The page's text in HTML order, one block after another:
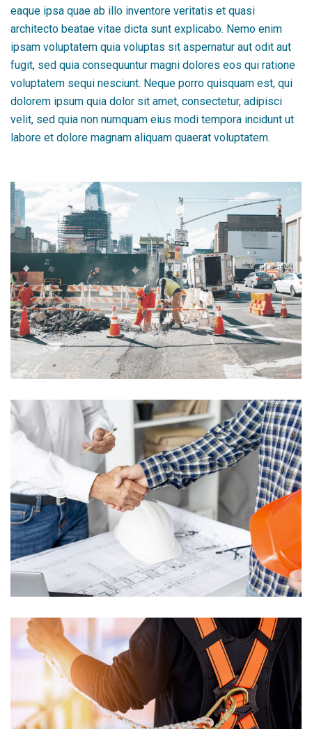
eaque ipsa quae ab illo inventore veritatis et quasi
architecto beatae vitae dicta sunt explicabo. Nemo enim
ipsam voluptatem quia voluptas sit aspernatur aut odit aut
fugit, sed quia consequuntur magni dolores eos qui ratione
voluptatem sequi nesciunt. Neque porro quisquam est, qui
dolorem ipsum quia dolor sit amet, consectetur, adipisci
velit, sed quia non numquam eius modi tempora incidunt ut
labore et dolore magnam aliquam quaerat voluptatem.